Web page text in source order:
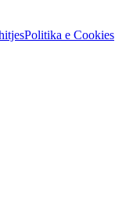
Politika e Cookies